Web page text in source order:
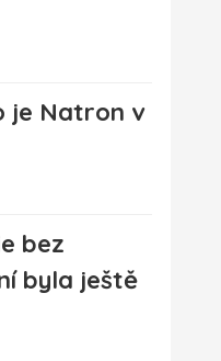
je Natron v
bez
byla ještě